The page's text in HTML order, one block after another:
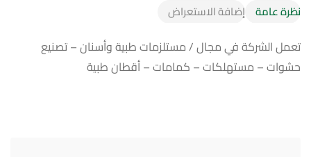
نظرة عامة إضافة الاستعراض
تعمل الشركة في مجال / مستلزمات طبية وأسنان – تصنيع
حشوات – مستهلكات – كمامات – أقطان طبية